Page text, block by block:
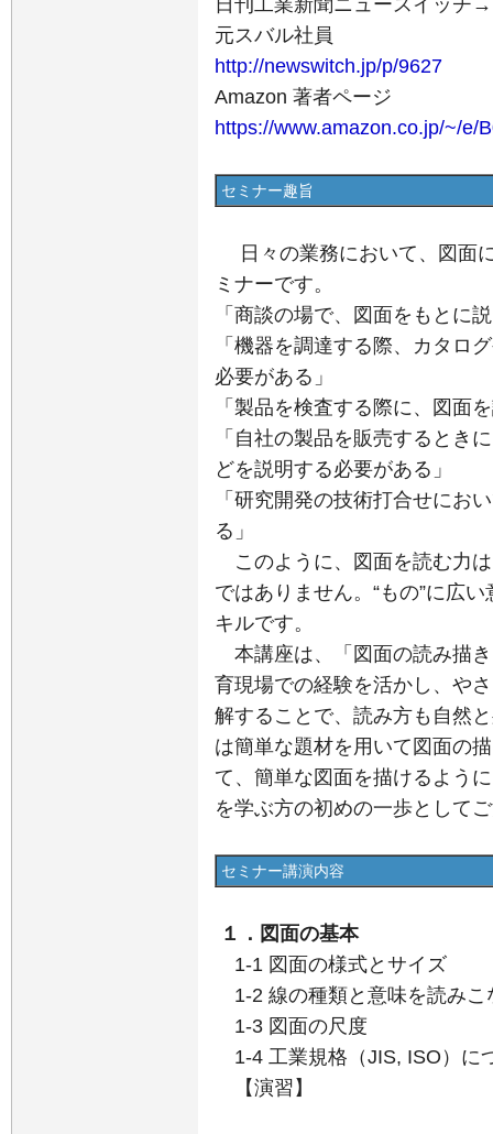
日刊工業新聞ニュースイッチ
元スバル社員
http://newswitch.jp/p/9627
Amazon 著者ページ
https://www.amazon.co.jp/~/e/
セミナー趣旨
日々の業務において、図面
ミナーです。
「商談の場で、図面をもとに
「機器を調達する際、カタロ
必要がある」
「製品を検査する際に、図面
「自社の製品を販売するとき
どを説明する必要がある」
「研究開発の技術打合せにお
る」
このように、図面を読む力
ではありません。“もの”に広
キルです。
本講座は、「図面の読み描
育現場での経験を活かし、や
解することで、読み方も自然
は簡単な題材を用いて図面の
て、簡単な図面を描けるよう
を学ぶ方の初めの一歩として
セミナー講演内容
１．図面の基本
1-1 図面の様式とサイズ
1-2 線の種類と意味を読みこ
1-3 図面の尺度
1-4 工業規格（JIS, ISO）に
【演習】